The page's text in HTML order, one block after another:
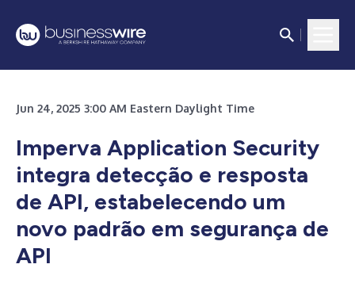
Jun 24, 2025 3:00 AM Eastern Daylight Time
Imperva Application Security
integra detecção e resposta
de API, estabelecendo um
novo padrão em segurança de
API